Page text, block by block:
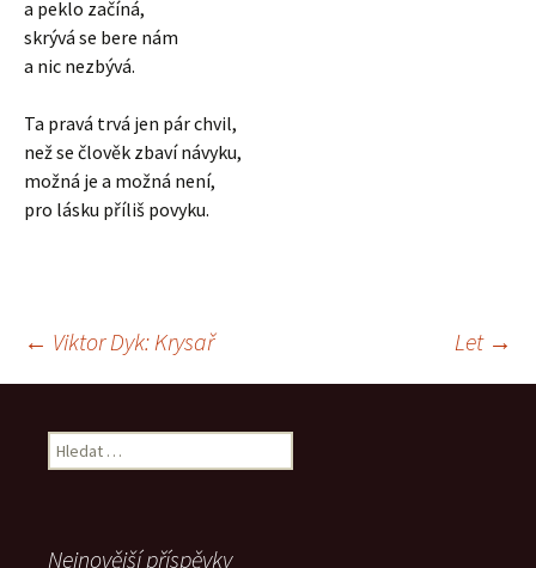
a peklo začíná,
skrývá se bere nám
a nic nezbývá.
Ta pravá trvá jen pár chvil,
než se člověk zbaví návyku,
možná je a možná není,
pro lásku příliš povyku.
Navigace
pro
← Viktor Dyk: Krysař Let →
Vyhledávání
Nejnovější příspěvky